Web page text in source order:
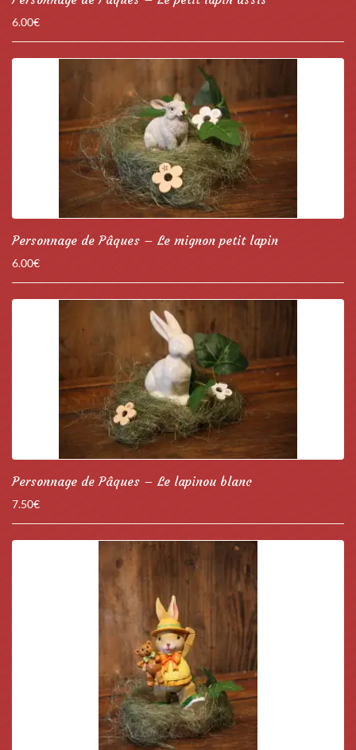
6.00€
Personnage de Pâques – Le mignon petit lapin
6.00€
Personnage de Pâques – Le lapinou blanc
7.50€